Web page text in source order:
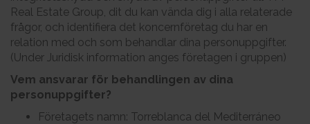
Real Estate Group, dit du kan vända dig i alla relaterade
frågor, och identifiera det koncernföretag du har en
relation med och som behandlar dina personuppgifter.
(Under Juridisk information anges företagen i gruppen)
Vem ansvarar för behandlingen av dina
personuppgifter?
Företagets namn: Torreblanca del Mediterráneo